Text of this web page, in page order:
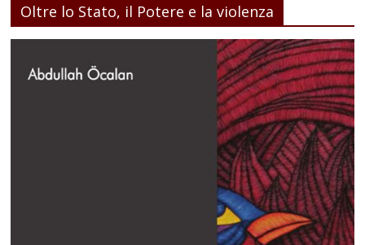
Oltre lo Stato, il Potere e la violenza